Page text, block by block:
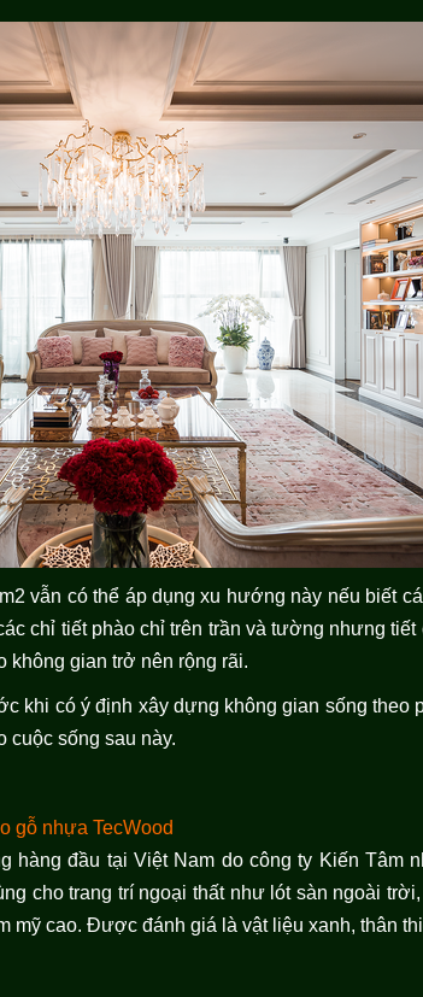
vẫn có thể áp dụng xu hướng này nếu biết
chỉ tiết phào chỉ trên trần và tường nhưng
không gian trở nên rộng rãi.
khi có ý định xây dựng không gian sống theo
cuộc sống sau này.
gỗ nhựa TecWood
đầu tại Việt Nam do công ty Kiến Tâm
cho trang trí ngoại thất như lót sàn ngoài
mỹ cao. Được đánh giá là vật liệu xanh, thân